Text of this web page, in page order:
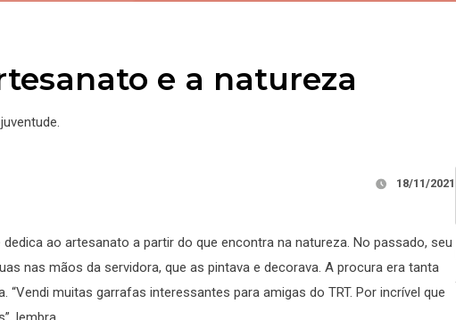
e a natureza
18/11/2021
ao artesanato a partir do que encontra na natureza. No passado, seu
nas mãos da servidora, que as pintava e decorava. A procura era tanta
muitas garrafas interessantes para amigas do TRT. Por incrível que